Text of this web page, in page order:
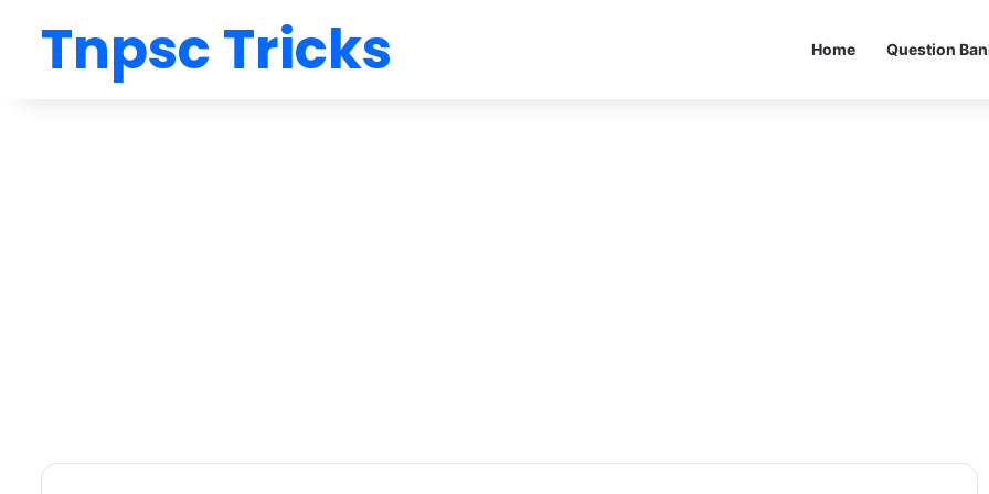
Tnpsc Tricks Home Question